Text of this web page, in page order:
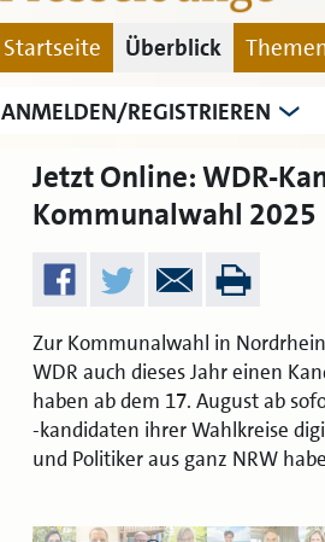
Startseite Überblick
ANMELDEN/REGISTRIEREN
Jetzt Online: WDR-
Kommunalwahl 2025
Zur Kommunalwahl in
WDR auch dieses Jahr einen
haben ab dem 17. August ab
-kandidaten ihrer Wahlkreise
und Politiker aus ganz NRW